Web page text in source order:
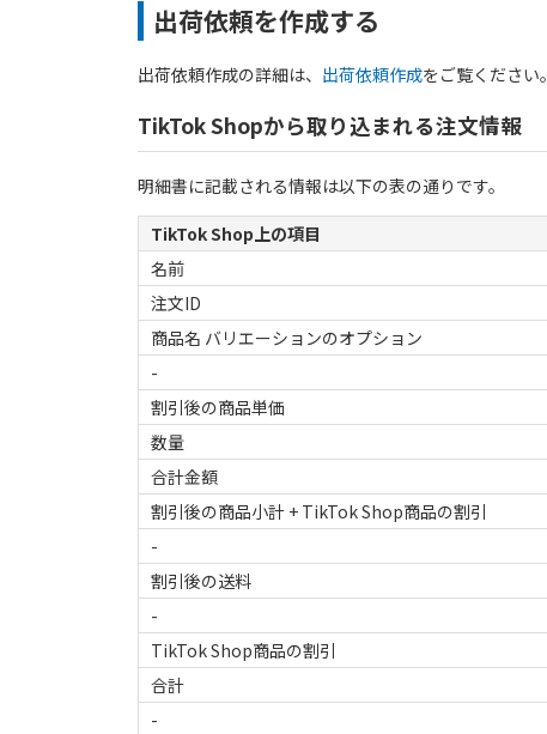
出荷依頼を作成する
出荷依頼作成の詳細は、 出荷依頼作成をご覧ください。
TikTok Shopから取り込まれる注文情報
明細書に記載される情報は以下の表の通りです。
TikTok Shop上の項目
名前
注文ID
商品名 バリエーションのオプション
-
割引後の商品単価
数量
合計金額
割引後の商品小計 + TikTok Shop商品の割引
-
割引後の送料
-
TikTok Shop商品の割引
合計
-